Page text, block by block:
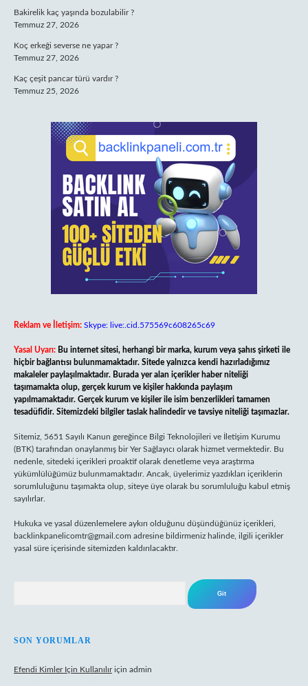
Bakirelik kaç yaşında bozulabilir ?
Temmuz 27, 2026
Koç erkeği severse ne yapar ?
Temmuz 27, 2026
Kaç çeşit pancar türü vardır ?
Temmuz 25, 2026
Reklam ve İletişim: Skype: live:.cid.575569c608265c69
Yasal Uyarı: Bu internet sitesi, herhangi bir marka, kurum veya şahıs şirketi ile
hiçbir bağlantısı bulunmamaktadır. Sitede yalnızca kendi hazırladığımız
makaleler paylaşılmaktadır. Burada yer alan içerikler haber niteliği
taşımamakta olup, gerçek kurum ve kişiler hakkında paylaşım
yapılmamaktadır. Gerçek kurum ve kişiler ile isim benzerlikleri tamamen
tesadüfidir. Sitemizdeki bilgiler taslak halindedir ve tavsiye niteliği taşımazlar.
Sitemiz, 5651 Sayılı Kanun gereğince Bilgi Teknolojileri ve İletişim Kurumu
(BTK) tarafından onaylanmış bir Yer Sağlayıcı olarak hizmet vermektedir. Bu
nedenle, sitedeki içerikleri proaktif olarak denetleme veya araştırma
yükümlülüğümüz bulunmamaktadır. Ancak, üyelerimiz yazdıkları içeriklerin
sorumluluğunu taşımakta olup, siteye üye olarak bu sorumluluğu kabul etmiş
sayılırlar.
Hukuka ve yasal düzenlemelere aykırı olduğunu düşündüğünüz içerikleri,
backlinkpanelicomtr@gmail.com adresine bildirmeniz halinde, ilgili içerikler
yasal süre içerisinde sitemizden kaldırılacaktır.
SON YORUMLAR
Efendi Kimler Için Kullanılıriçin admin